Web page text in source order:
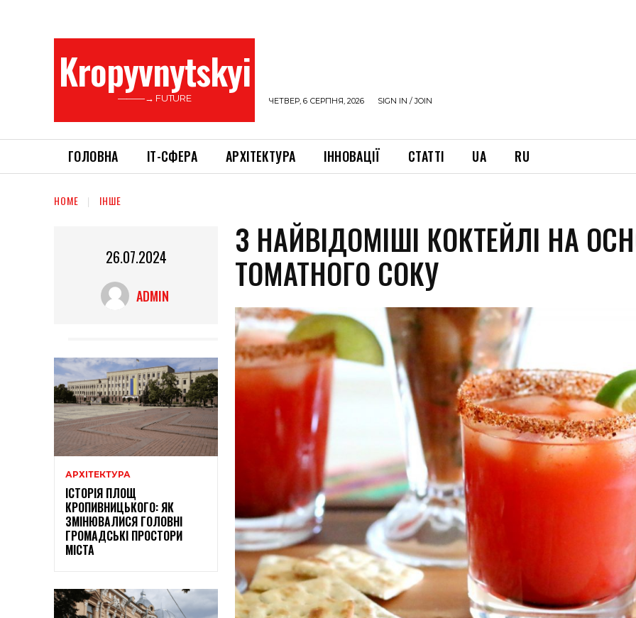
Kropyvnytskyi
———→ FUTURE ЧЕТВЕР, 6 СЕРПНЯ, 2026 SIGN IN / JOIN
ГОЛОВНА ІТ-СФЕРА АРХІТЕКТУРА ІННОВАЦІЇ СТАТТІ UA RU
HOME ІНШЕ
26.07.2024
ADMIN
АРХІТЕКТУРА
ІСТОРІЯ ПЛОЩ
КРОПИВНИЦЬКОГО: ЯК
ЗМІНЮВАЛИСЯ ГОЛОВНІ
ГРОМАДСЬКІ ПРОСТОРИ
МІСТА
3 НАЙВІДОМІШІ КОКТЕЙЛІ НА
ТОМАТНОГО СОКУ